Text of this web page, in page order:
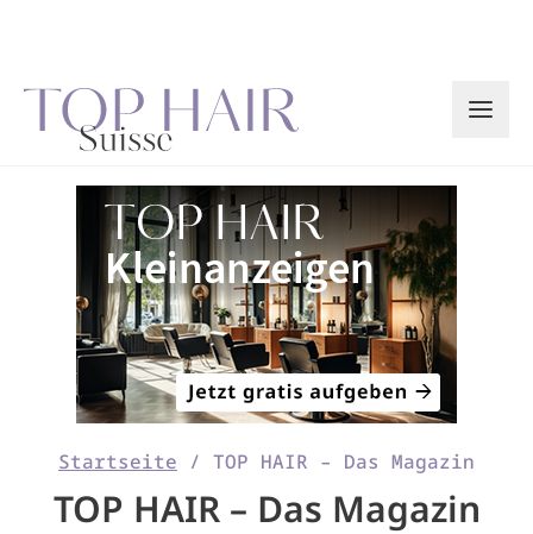
Startseite / TOP HAIR – Das Magazin
TOP HAIR – Das Magazin